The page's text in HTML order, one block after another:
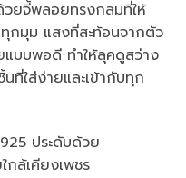
วยจี้พลอยทรงกลมที่ให้
กมุม แสงที่สะท้อนจากตัว
แบบพอดี ทำให้ลุคดูสว่าง
ที่ใส่ง่ายและเข้ากับทุก
ประดับด้วย
กล้เคียงเพชร